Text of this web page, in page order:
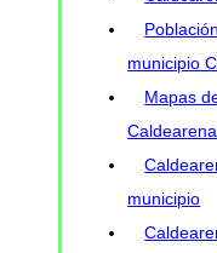
municipio
Mapas
municipio